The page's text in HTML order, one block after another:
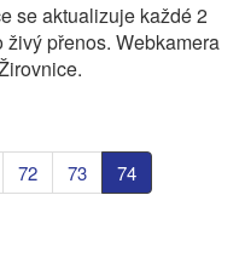
se aktualizuje každé 2
živý přenos. Webkamera
72 73 74